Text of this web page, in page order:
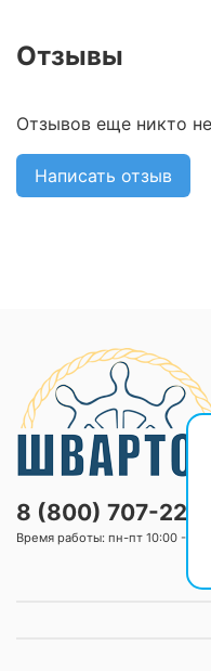
Отзывы
Отзывов еще никто
Написать отзыв
8 (800) 707-2205
Время работы: пн-пт 10:00 -